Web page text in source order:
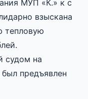
МУП «К.» к с
взыскана
тепловую
судом на
предъявлен